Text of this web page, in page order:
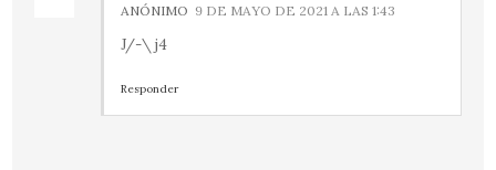
ANÓNIMO 9 DE MAYO DE 2021 A LAS 1:43
J/-\ j4
Responder